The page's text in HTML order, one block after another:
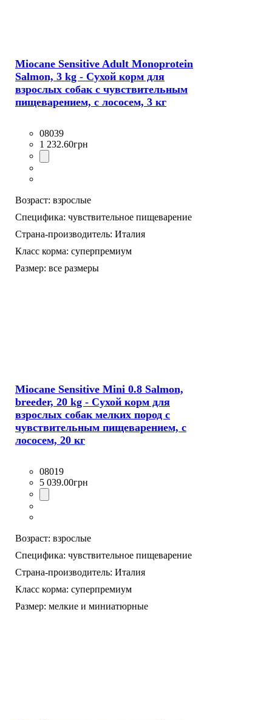
Miocane Sensitive Adult Monoprotein
Salmon, 3 kg - Сухой корм для
взрослых собак с чувствительным
пищеварением, с лососем, 3 кг
08039
1 232.60грн
Возраст: взрослые
Специфика: чувствительное пищеварение
Страна-производитель: Италия
Класс корма: суперпремиум
Размер: все размеры
Miocane Sensitive Mini 0.8 Salmon,
breeder, 20 kg - Сухой корм для
взрослых собак мелких пород с
чувствительным пищеварением, с
лососем, 20 кг
08019
5 039.00грн
Возраст: взрослые
Специфика: чувствительное пищеварение
Страна-производитель: Италия
Класс корма: суперпремиум
Размер: мелкие и миниатюрные